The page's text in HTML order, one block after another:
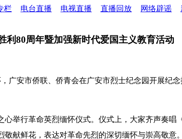
栏 电台直播 电视直播 直播回放 网络辟谣
80周年暨加强新时代爱国主义教育活动
广安市侨联、侨青会在广安市烈士纪念园开展纪
举行革命英烈缅怀仪式。仪式上，大家齐声奏
献鲜花，表达对革命先烈的深切缅怀与崇高敬意。